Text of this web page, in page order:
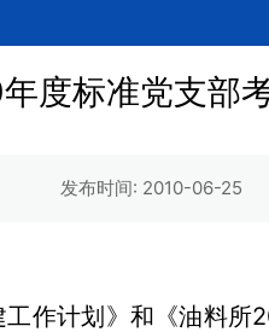
度标准党支部
发布时间: 2010-06-25
计划》和《油料所